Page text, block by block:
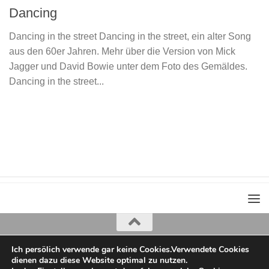
Dancing
Dancing in the street Dancing in the street, ein alter Song
aus den 60er Jahren. Mehr über die Version von Mick
Jagger und David Bowie unter dem Foto des Gemäldes.
Dancing in the street...
Iris Greiner
copyright 2022
Ich persölich verwende gar keine Cookies.Verwendete Cookies
dienen dazu diese Website optimal zu nutzen.